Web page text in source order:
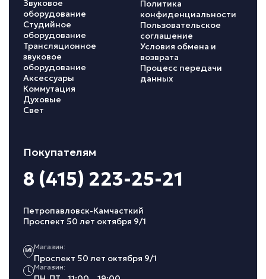
Звуковое
оборудование
Студийное
оборудование
Трансляционное
звуковое
оборудование
Аксессуары
Коммутация
Духовые
Свет
Политика
конфиденциальности
Пользовательское
соглашение
Условия обмена и
возврата
Процесс передачи
данных
Покупателям
8 (415) 223-25-21
Петропавловск-Камчасткий
Проспект 50 лет октября 9/1
Магазин:
Проспект 50 лет октября 9/1
Магазин: